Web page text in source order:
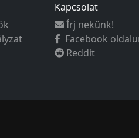
Kapcsolat
Írj nekünk!
Facebook
Reddit